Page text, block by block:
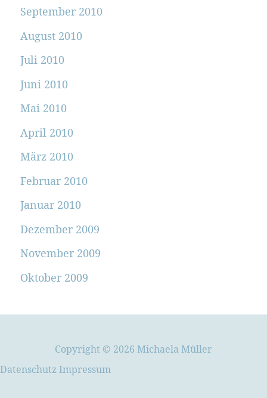
September 2010
August 2010
Juli 2010
Juni 2010
Mai 2010
April 2010
März 2010
Februar 2010
Januar 2010
Dezember 2009
November 2009
Oktober 2009
Copyright © 2026 Michaela Müller
Datenschutz Impressum